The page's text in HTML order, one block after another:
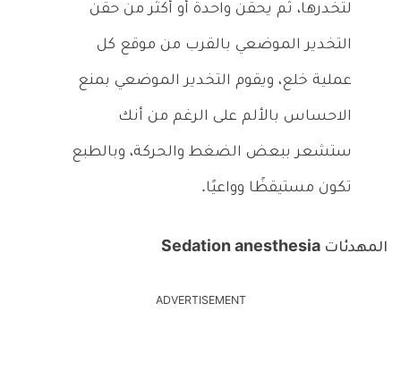
لتخدرها، ثم يحقن واحدة أو أكثر من حقن
التخدير الموضعي بالقرب من موقع كل
عملية خلع، ويقوم التخدير الموضعي بمنع
الاحساس بالألم على الرغم من أنك
ستشعر ببعض الضغط والحركة، وبالطبع
تكون مستيقظًا وواعيًا.
المهدئات Sedation anesthesia
ADVERTISEMENT